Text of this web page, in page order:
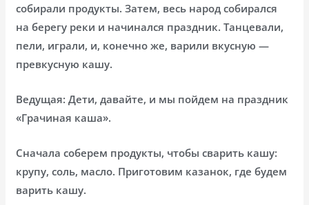
собирали продукты. Затем, весь народ собирался
на берегу реки и начинался праздник. Танцевали,
пели, играли, и, конечно же, варили вкусную —
превкусную кашу.
Ведущая: Дети, давайте, и мы пойдем на праздник
«Грачиная каша».
Сначала соберем продукты, чтобы сварить кашу:
крупу, соль, масло. Приготовим казанок, где будем
варить кашу.